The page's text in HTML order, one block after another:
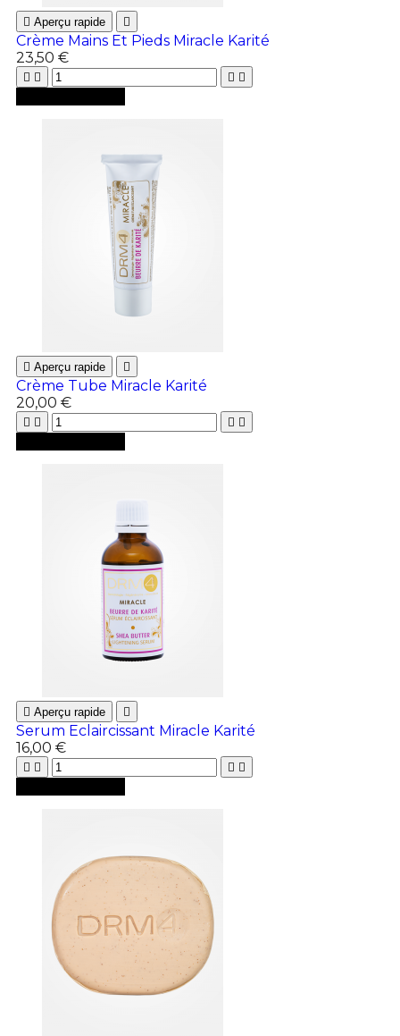
 Aperçu rapide 
Crème Mains Et Pieds Miracle Karité
23,50 €
   
 Aperçu rapide 
Crème Tube Miracle Karité
20,00 €
   
 Aperçu rapide 
Serum Eclaircissant Miracle Karité
16,00 €
   